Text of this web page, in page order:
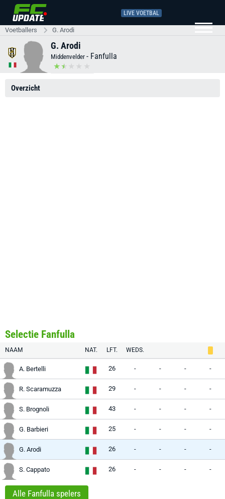
LIVE VOETBAL
Voetballers G. Arodi
G. Arodi
Middenvelder - Fanfulla
Overzicht
Selectie Fanfulla
NAAM NAT. LFT. WEDS.
A. Bertelli 26 - - - -
R. Scaramuzza 29 - - - -
S. Brognoli 43 - - - -
G. Barbieri 25 - - - -
G. Arodi 26 - - - -
S. Cappato 26 - - - -
Alle Fanfulla spelers